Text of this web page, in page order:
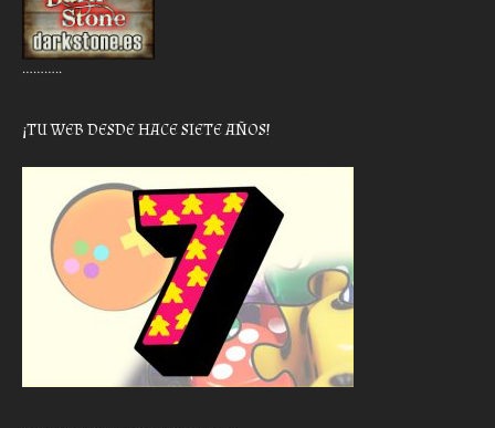
………..
¡TU WEB DESDE HACE SIETE AÑOS!